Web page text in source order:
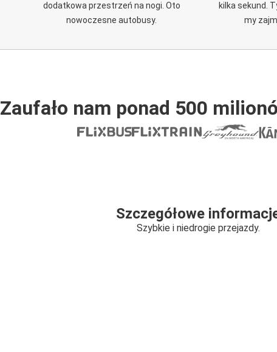
dodatkowa przestrzeń na nogi. Oto
nowoczesne autobusy.
kilka sekund.
my
Zaufało nam ponad 500
Szczegółowe
Szybkie i niedrogie przejazdy.